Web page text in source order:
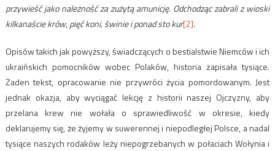
przywieść jako należność za zużytą amunicję. Odchodząc zabrali z wioski
kilkanaście krów, pięć koni, świnie i ponad sto kur[2].
Opisów takich jak powyższy, świadczących o bestialstwie Niemców i ich
ukraińskich pomocników wobec Polaków, historia zapisała tysiące.
Żaden tekst, opracowanie nie przywróci życia pomordowanym. Jest
jednak okazja, aby wyciągać lekcję z historii naszej Ojczyzny, aby
przelana krew nie wołała o sprawiedliwość w okresie, kiedy
deklarujemy się, że żyjemy w suwerennej i niepodległej Polsce, a nadal
tysiące naszych rodaków leży niepogrzebanych w połaciach Wołynia i